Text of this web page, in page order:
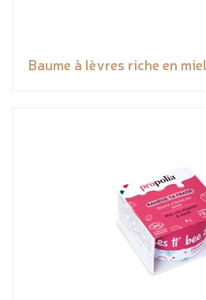
Baume à lèvres riche en miel